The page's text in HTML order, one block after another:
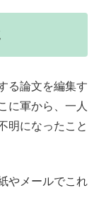
る論文を編集す
に軍から、一人
明になったこと
やメールでこれ